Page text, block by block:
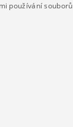
používání souborů